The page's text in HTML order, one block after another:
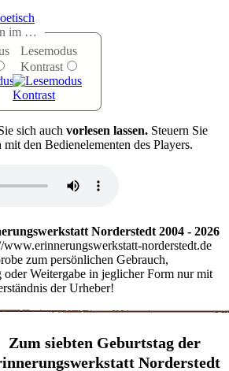
im …
Lesemodus
Kontrast
sich auch vorlesen lassen. Steuern Sie
den Bedienelementen des Players.
Norderstedt 2004 - 2026
www.erinnerungswerkstatt-norderstedt.de
zum persönlichen Gebrauch,
oder Weitergabe in jeglicher Form nur mit
der Urheber!
Zum siebten Geburtstag der
Norderstedt